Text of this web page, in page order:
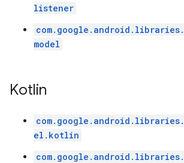
listener
model
Kotlin
el.kotlin